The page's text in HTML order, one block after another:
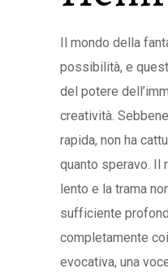
Il mondo della
possibilità, e
del potere
creatività.
rapida, non ha
quanto speravo. Il
lento e la trama
sufficiente
completamente
evocativa, una